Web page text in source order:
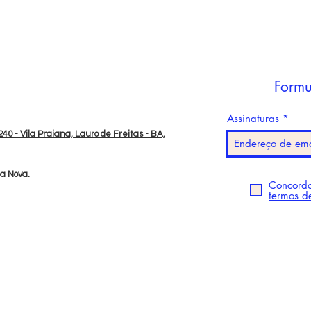
- Vila Praiana, Lauro de Freitas - BA,
Nova.
Assinaturas
termos